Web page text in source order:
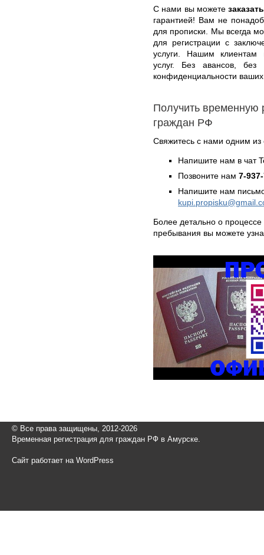
С нами вы можете
гарантией! Вам не
для прописки. Мы всегда
для регистрации с
услуги. Нашим клиентам
услуг. Без авансов,
конфиденциальности
Получить временную
граждан РФ
Свяжитесь с нами одним
Напишите нам в чат
Позвоните нам 7-
Напишите нам
Более детально о
пребывания вы можете
© Все права защищены, 2012-2026
Временная регистрация для граждан РФ в Амурске.
Сайт работает на WordPress